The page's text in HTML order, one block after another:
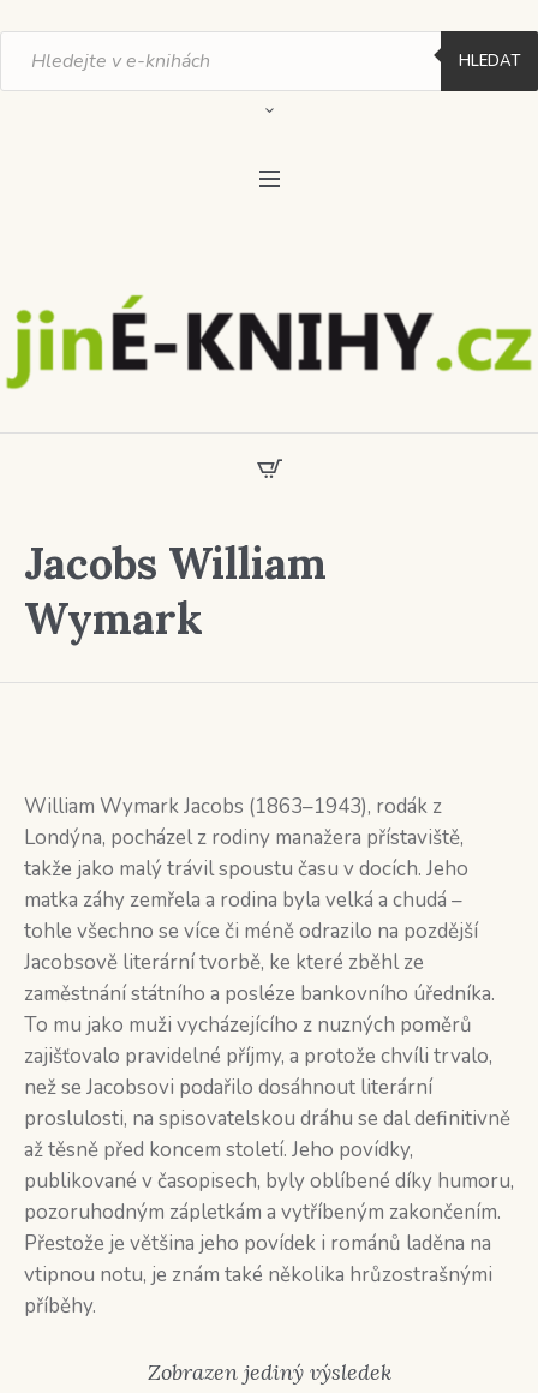
Products
search HLEDAT
Jacobs William
Wymark
William Wymark Jacobs (1863–1943), rodák z
Londýna, pocházel z rodiny manažera přístaviště,
takže jako malý trávil spoustu času v docích. Jeho
matka záhy zemřela a rodina byla velká a chudá –
tohle všechno se více či méně odrazilo na pozdější
Jacobsově literární tvorbě, ke které zběhl ze
zaměstnání státního a posléze bankovního úředníka.
To mu jako muži vycházejícího z nuzných poměrů
zajišťovalo pravidelné příjmy, a protože chvíli trvalo,
než se Jacobsovi podařilo dosáhnout literární
proslulosti, na spisovatelskou dráhu se dal definitivně
až těsně před koncem století. Jeho povídky,
publikované v časopisech, byly oblíbené díky humoru,
pozoruhodným zápletkám a vytříbeným zakončením.
Přestože je většina jeho povídek i románů laděna na
vtipnou notu, je znám také několika hrůzostrašnými
příběhy.
Zobrazen jediný výsledek